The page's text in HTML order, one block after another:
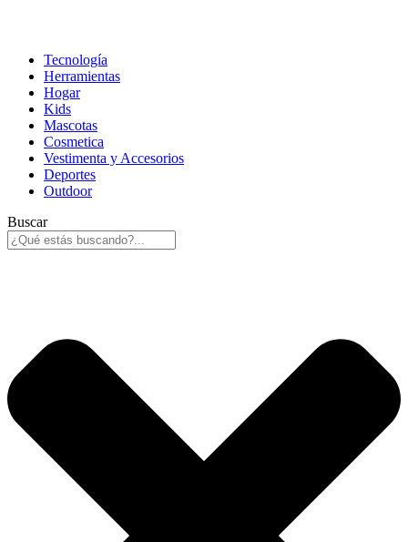
Tecnología
Herramientas
Hogar
Kids
Mascotas
Cosmetica
Vestimenta y Accesorios
Deportes
Outdoor
Buscar